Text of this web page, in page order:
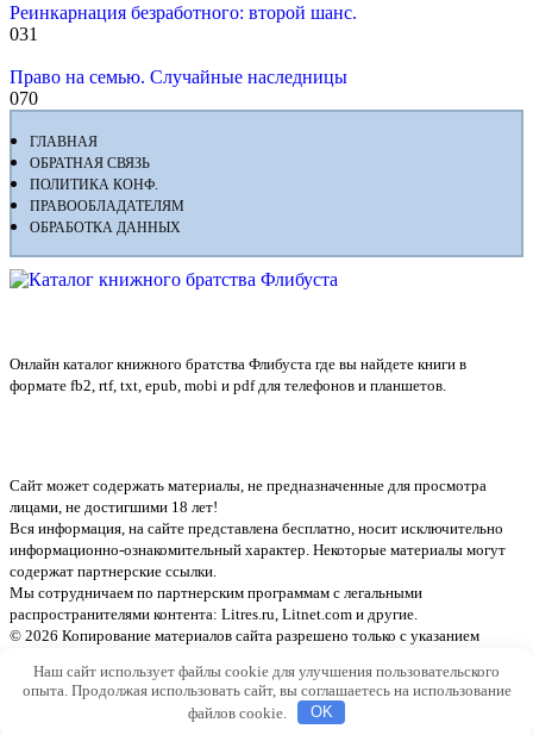
Реинкарнация безработного: второй шанс.
031
Право на семью. Случайные наследницы
070
ГЛАВНАЯ
ОБРАТНАЯ СВЯЗЬ
ПОЛИТИКА КОНФ.
ПРАВООБЛАДАТЕЛЯМ
ОБРАБОТКА ДАННЫХ
Онлайн каталог книжного братства Флибуста где вы найдете книги в
формате fb2, rtf, txt, epub, mobi и pdf для телефонов и планшетов.
Сайт может содержать материалы, не предназначенные для просмотра
лицами, не достигшими 18 лет!
Вся информация, на сайте представлена бесплатно, носит исключительно
информационно-ознакомительный характер. Некоторые материалы могут
содержат партнерские ссылки.
Мы сотрудничаем по партнерским программам с легальными
распространителями контента: Litres.ru, Litnet.com и другие.
© 2026 Копирование материалов сайта разрешено только с указанием
Наш сайт использует файлы cookie для улучшения пользовательского
опыта. Продолжая использовать сайт, вы соглашаетесь на использование
файлов cookie.
OK